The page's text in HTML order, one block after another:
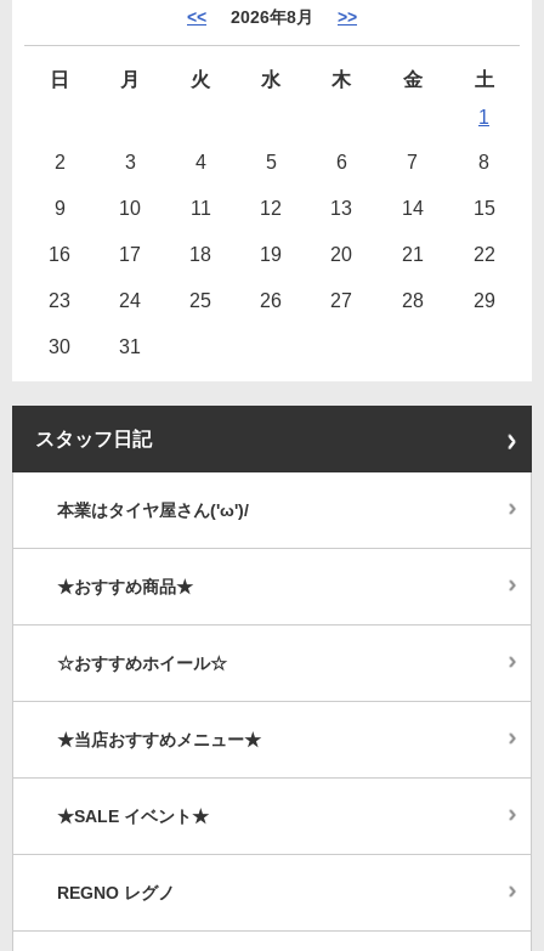
<< 2026年8月 >>
日 月 火 水 木 金
土
1
2 3 4 5 6 7 8
9 10 11 12 13 14 15
16 17 18 19 20 21 22
23 24 25 26 27 28 29
30 31
スタッフ日記
本業はタイヤ屋さん('ω')/
★おすすめ商品★
☆おすすめホイール☆
★当店おすすめメニュー★
★SALE イベント★
REGNO レグノ